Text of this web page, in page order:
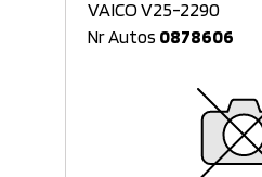
VAICO V25-2290
Nr Autos 0878606